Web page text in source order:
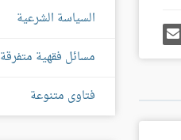
إرسل
إيميل
السياسة الشرعية
مسائل فقهية متفرقة
فتاوى متنوعة